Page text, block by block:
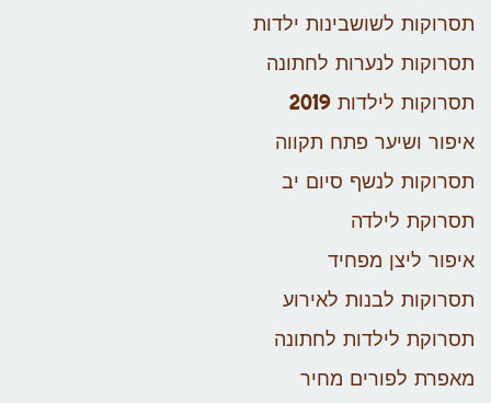
תסרוקות לשושבינות ילדות
תסרוקות לנערות לחתונה
תסרוקות לילדות 2019
איפור ושיער פתח תקווה
תסרוקות לנשף סיום יב
תסרוקת לילדה
איפור ליצן מפחיד
תסרוקות לבנות לאירוע
תסרוקת לילדות לחתונה
מאפרת לפורים מחיר